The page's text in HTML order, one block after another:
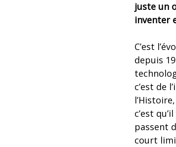
juste un
inventer
C’est
depuis
c’est de
c’est
passent
court